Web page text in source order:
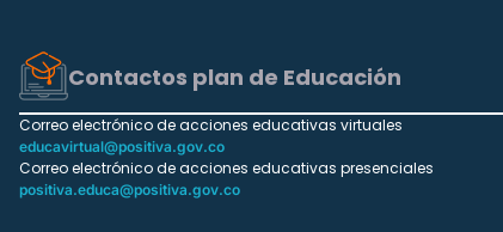
Contactos plan de Educación
Correo electrónico de acciones educativas virtuales
educavirtual@positiva.gov.co
Correo electrónico de acciones educativas presenciales
positiva.educa@positiva.gov.co